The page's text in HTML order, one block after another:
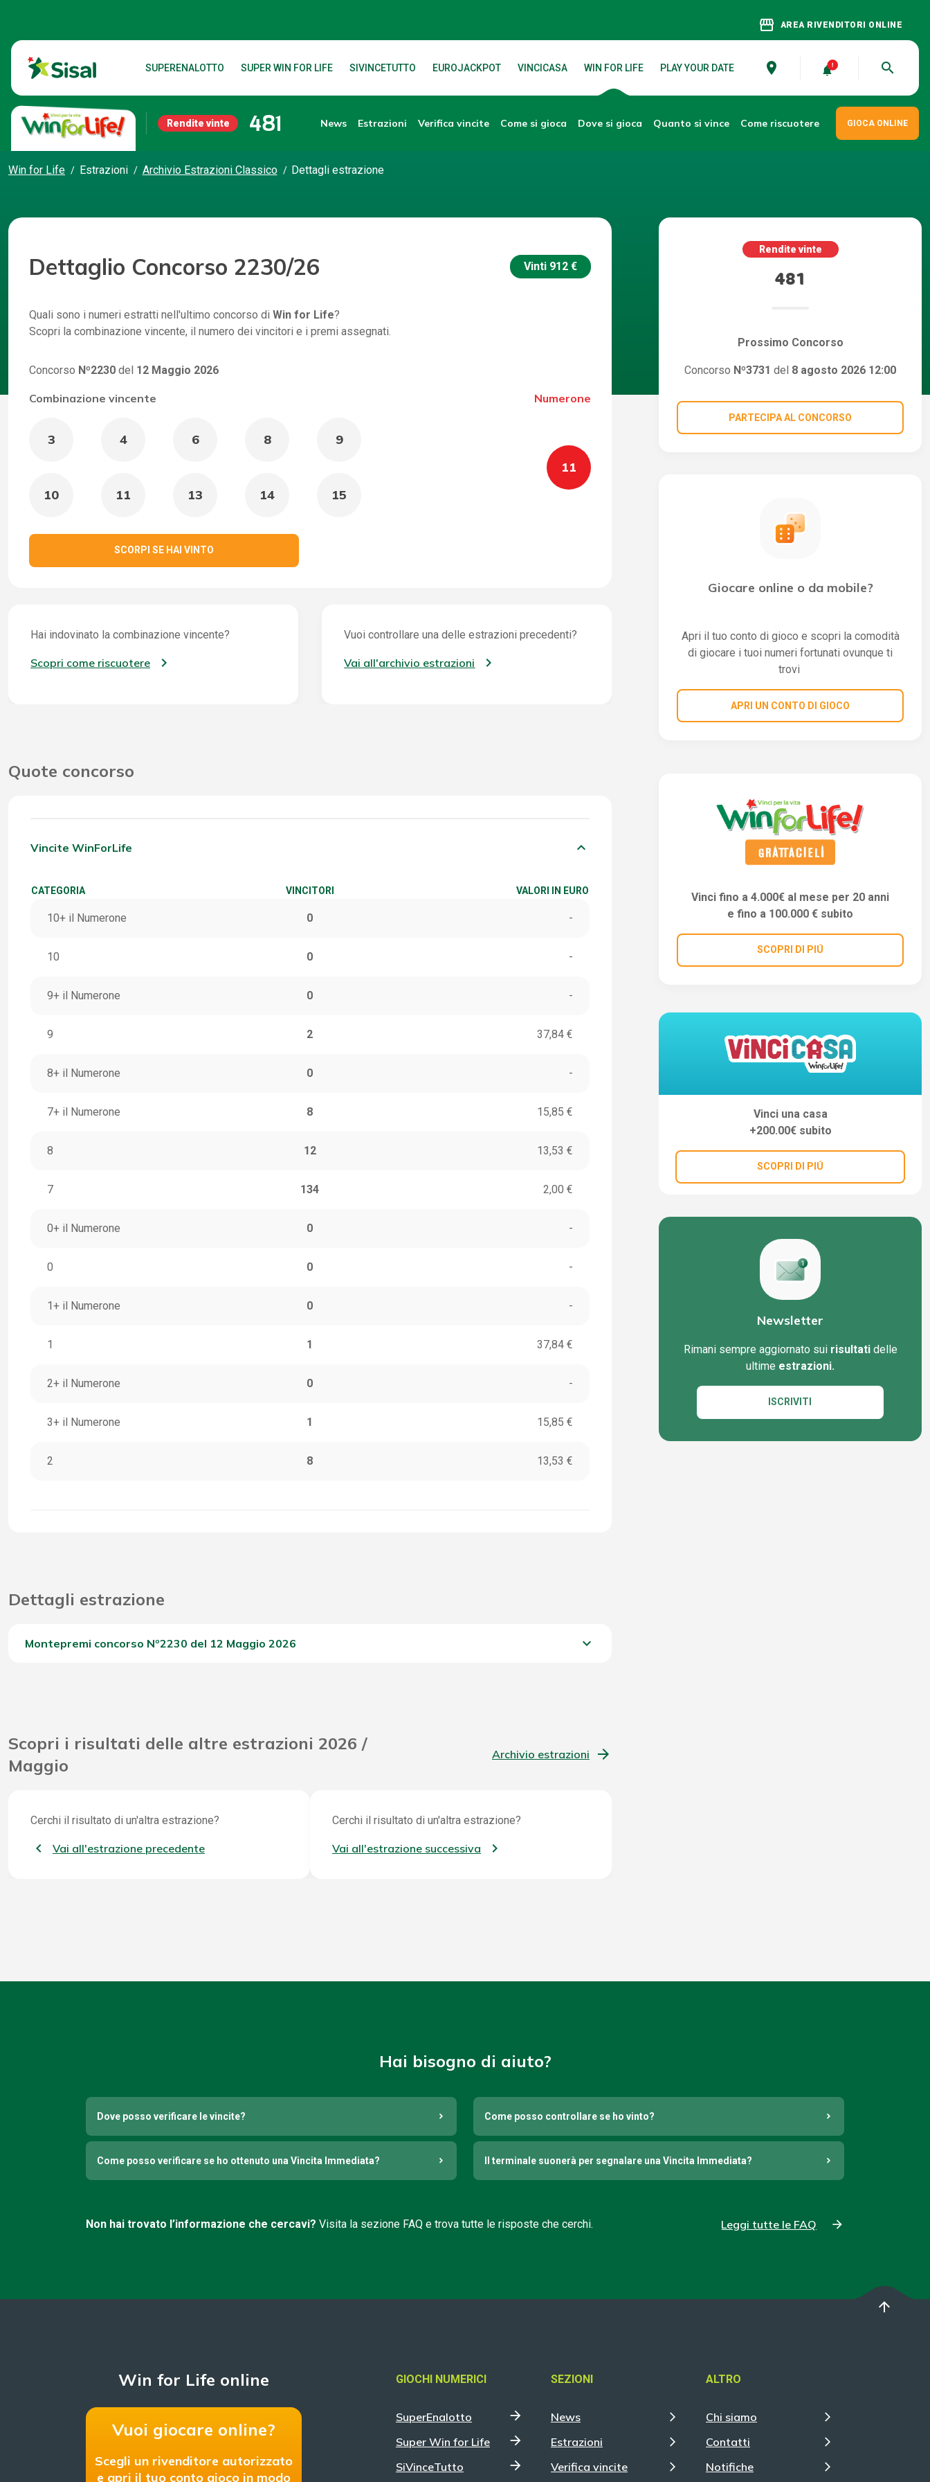
storefront AREA RIVENDITORI ONLINE
SUPERENALOTTO SUPER WIN FOR LIFE SIVINCETUTTO EUROJACKPOT VINCICASA WIN FOR LIFE PLAY YOUR DATE place search
Rendite vinte 481 News Estrazioni Verifica vincite Come si gioca Dove si gioca Quanto si vince Come riscuotere GIOCA ONLINE
Win for Life Estrazioni Archivio Estrazioni Classico Dettagli estrazione
Dettaglio Concorso 2230/26 Vinti 912 €
Quali sono i numeri estratti nell'ultimo concorso di Win for Life?
Scopri la combinazione vincente, il numero dei vincitori e i premi assegnati.
Concorso Nº2230 del 12 Maggio 2026
Combinazione vincente Numerone
3 4 6 8 9
10 11 13 14 15
11
SCORPI SE HAI VINTO
Hai indovinato la combinazione vincente?
Scopri come riscuotere
Vuoi controllare una delle estrazioni precedenti?
Vai all'archivio estrazioni
Quote concorso
Vincite WinForLife keyboard_arrow_down
CATEGORIA VINCITORI VALORI IN EURO
10+ il Numerone 0 -
10 0 -
9+ il Numerone 0 -
9 2 37,84 €
8+ il Numerone 0 -
7+ il Numerone 8 15,85 €
8 12 13,53 €
7 134 2,00 €
0+ il Numerone 0 -
0 0 -
1+ il Numerone 0 -
1 1 37,84 €
2+ il Numerone 0 -
3+ il Numerone 1 15,85 €
2 8 13,53 €
Dettagli estrazione
Montepremi concorso Nº2230 del 12 Maggio 2026 keyboard_arrow_down
Scopri i risultati delle altre estrazioni 2026 /
Maggio
Archivio estrazioni
Cerchi il risultato di un'altra estrazione?
Vai all'estrazione precedente
Cerchi il risultato di un'altra estrazione?
Vai all'estrazione successiva
Rendite vinte
481
Prossimo Concorso
Concorso Nº3731 del 8 agosto 2026 12:00
PARTECIPA AL CONCORSO
Giocare online o da mobile?
Apri il tuo conto di gioco e scopri la comodità
di giocare i tuoi numeri fortunati ovunque ti
trovi
APRI UN CONTO DI GIOCO
Vinci fino a 4.000€ al mese per 20 anni
e fino a 100.000 € subito
SCOPRI DI PIÚ
Vinci una casa
+200.00€ subito
SCOPRI DI PIÚ
Newsletter
Rimani sempre aggiornato sui risultatidelle
ultime estrazioni.
ISCRIVITI
Hai bisogno di aiuto?
Dove posso verificare le vincite? Come posso controllare se ho vinto?
Come posso verificare se ho ottenuto una Vincita Immediata? Il terminale suonerà per segnalare una Vincita Immediata?
Non hai trovato l’informazione che cercavi? Visita la sezione FAQ e trova tutte le risposte che cerchi. Leggi tutte le FAQ
arrow_upward
Win for Life online
Vuoi giocare online?
Scegli un rivenditore autorizzato
e apri il tuo conto gioco in modo
GIOCHI NUMERICI
SuperEnalotto
Super Win for Life
SiVinceTutto
SEZIONI
News
Estrazioni
Verifica vincite
ALTRO
Chi siamo
Contatti
Notifiche